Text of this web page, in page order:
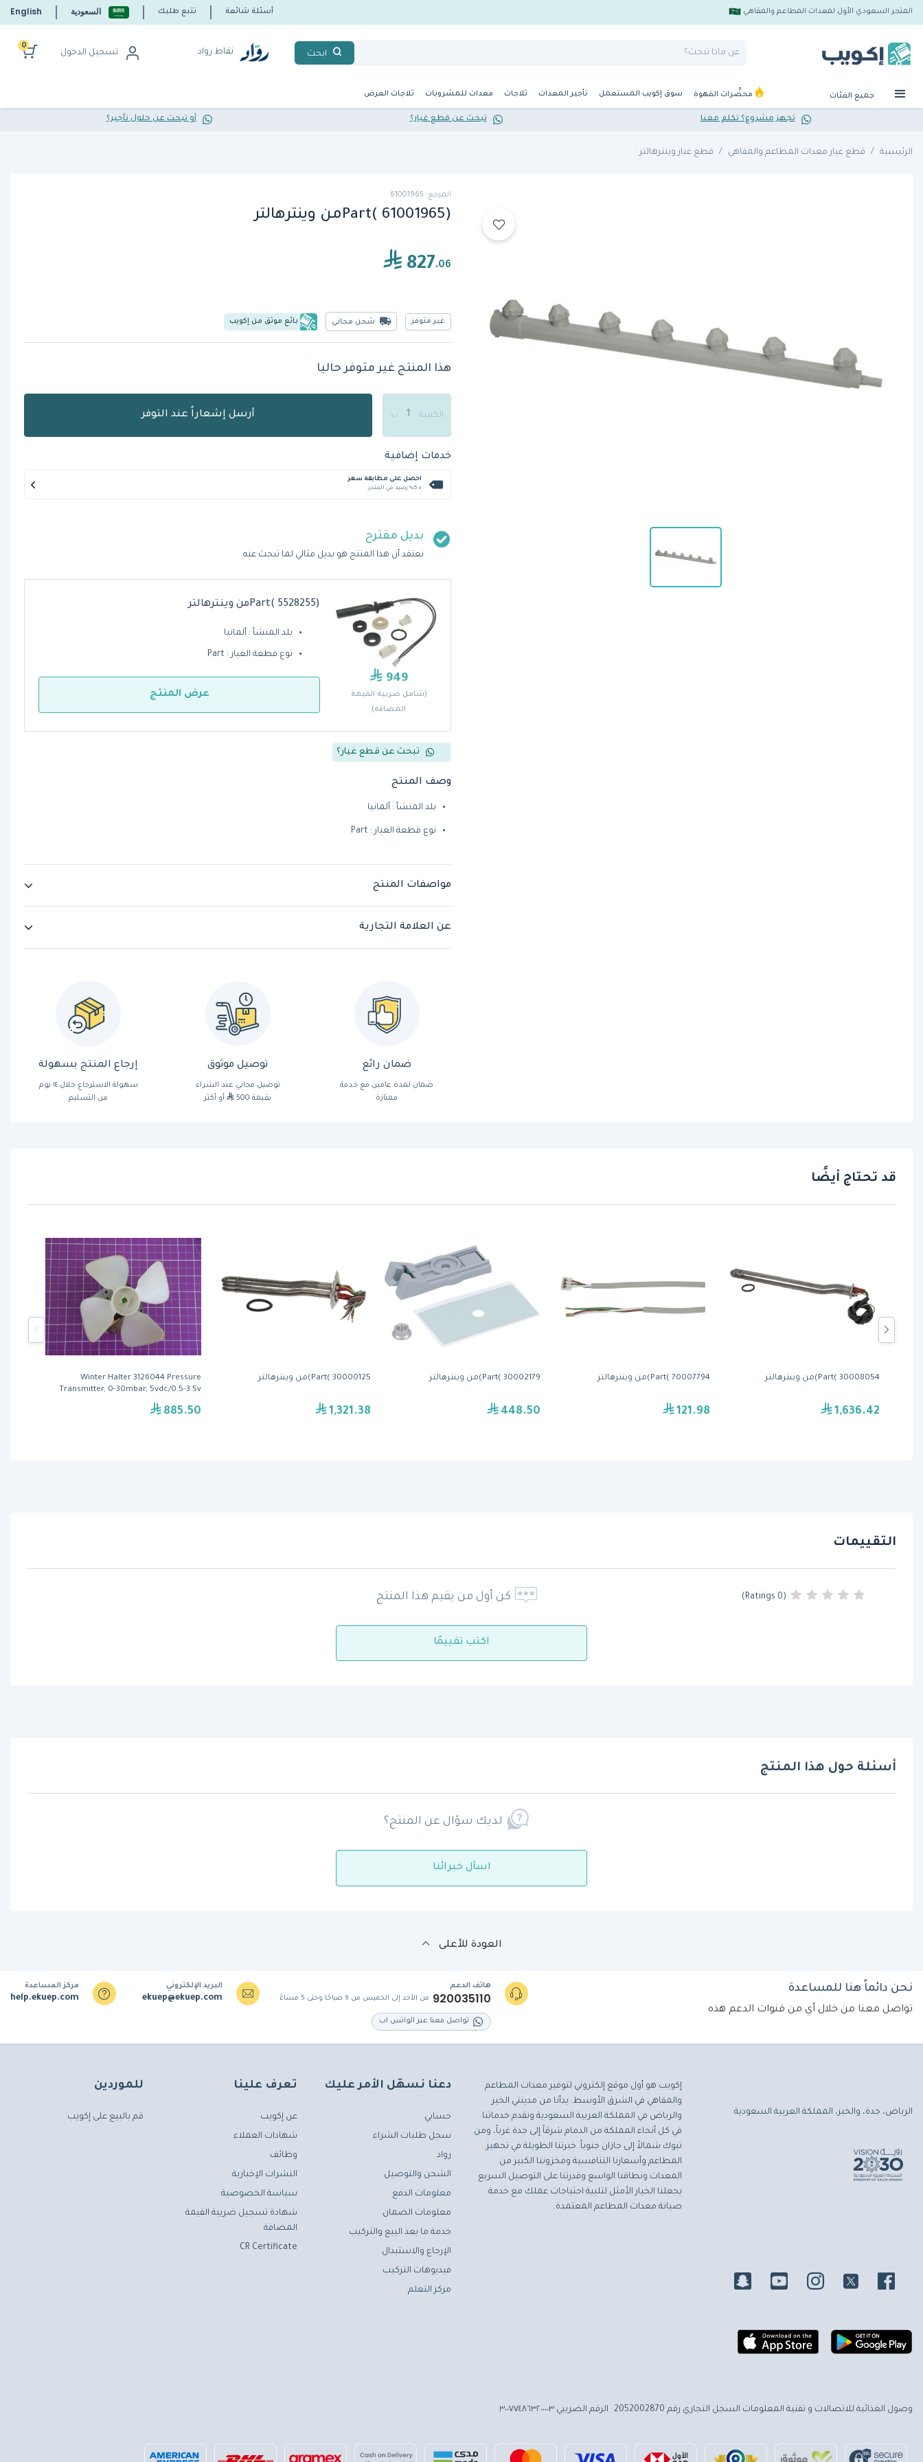
المتجر السعودي الأول لمعدات المطاعم والمقاهي أسئلة شائعة تتبع طلبك السعودية English
ابحث نقاط رواد تسجيل الدخول
0
جميع الفئات محضِّرات القهوة سوق إكويب المستعمل تأجير المعدات ثلاجات معدات للمشروبات ثلاجات العرض
تجهز مشروع؟ تكلم معنا تبحث عن قطع غيار؟ أو تبحث عن حلول تأجير؟
الرئيسية قطع غيار معدات المطاعم والمقاهي قطع غيار وينترهالتر
المرجع: 61001965
Part( 61001965)من وينترهالتر
827.06
غير متوفر شحن مجاني بائع موثق من إكويب
هذا المنتج غير متوفر حاليا
الكمية أرسل إشعاراً عند التوفر
خدمات إضافية
احصل على مطابقة سعر
+ %5 رصيد في المتجر
بديل مقترح
نعتقد أن هذا المنتج هو بديل مثالي لما تبحث عنه
949
(شامل ضريبة القيمة
المضافة)
Part( 5528255)من وينترهالتر
بلد المنشأ : ألمانيا
نوع قطعة الغيار : Part
عرض المنتج
تبحث عن قطع غيار؟
وصف المنتج
بلد المنشأ : ألمانيا
نوع قطعة الغيار : Part
مواصفات المنتج
عن العلامة التجارية
ضمان رائع
ضمان لمدة عامين مع خدمة
ممتازة
توصيل موثوق
توصيل مجاني عند الشراء
بقيمة 500
أو أكثر
إرجاع المنتج بسهولة
سهولة الاسترجاع خلال ١٤ يوم
من التسليم
قد تحتاج أيضًا
Winter Halter 3126044 Pressure
Transmitter, 0-30mbar, 5vdc/0.5-3.5v
885.50
Part( 30000125)من وينترهالتر
1,321.38
Part( 30002179)من وينترهالتر
448.50
Part( 70007794)من وينترهالتر
121.98
Part( 30008054)من وينترهالتر
1,636.42
التقييمات
(0 Ratings) كن أول من يقيم هذا المنتج
اكتب تقييمًا
أسئلة حول هذا المنتج
لديك سؤال عن المنتج؟
اسأل خبرائنا
العودة للأعلى
نحن دائماً هنا للمساعدة
تواصل معنا من خلال أي من قنوات الدعم هذه
هاتف الدعم
920035110 من الأحد إلى الخميس من 9 صباحًا وحتى 5 مساءً
تواصل معنا عبر الواتس اب
البريد الإلكتروني
ekuep@ekuep.com
مركز المساعدة
help.ekuep.com
الرياض، جدة، والخبر، المملكة العربية السعودية
إكويب هو أول موقع إلكتروني لتوفير معدات المطاعم
والمقاهي في الشرق الأوسط. بدأنا من مدينتي الخبر
والرياض في المملكة العربية السعودية ونقدم خدماتنا
في كل أنحاء المملكة من الدمام شرقاً إلى جدة غرباً، ومن
تبوك شمالاً إلى جازان جنوباً. خبرتنا الطويلة في تجهيز
المطاعم وأسعارنا التنافسية ومخزوننا الكبير من
المعدات ونطاقنا الواسع وقدرتنا على التوصيل السريع
يجعلنا الخيار الأمثل لتلبية احتياجات عملك مع خدمة
صيانة معدات المطاعم المعتمدة.
دعنا نسهّل الأمر عليك
حسابي
سجل طلبات الشراء
رواد
الشحن والتوصيل
معلومات الدفع
معلومات الضمان
خدمة ما بعد البيع والتركيب
الإرجاع والاستبدال
فيديوهات التركيب
مركز التعلم
تعرف علينا
عن إكويب
شهادات العملاء
وظائف
النشرات الإخبارية
سياسة الخصوصية
شهادة تسجيل ضريبة القيمة
المضافة
CR Certificate
للموردين
قم بالبيع على إكويب
وصول الغذائية للاتصالات و تقنية المعلومات السجل التجاري رقم 2052002870 الرقم الضريبي ٣٠٠٧٧٤٨٦٣٢٠٠٠٠٣